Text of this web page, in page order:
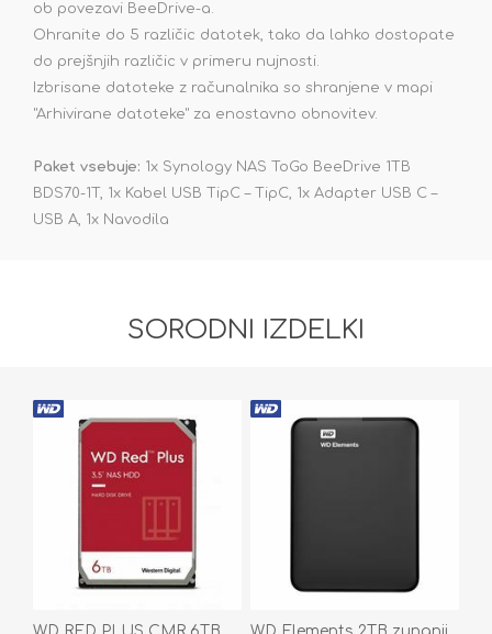
ob povezavi BeeDrive-a.
Ohranite do 5 različic datotek, tako da lahko dostopate
do prejšnjih različic v primeru nujnosti.
Izbrisane datoteke z računalnika so shranjene v mapi
"Arhivirane datoteke" za enostavno obnovitev.
Paket vsebuje: 1x Synology NAS ToGo BeeDrive 1TB
BDS70-1T, 1x Kabel USB TipC – TipC, 1x Adapter USB C –
USB A, 1x Navodila
SORODNI IZDELKI